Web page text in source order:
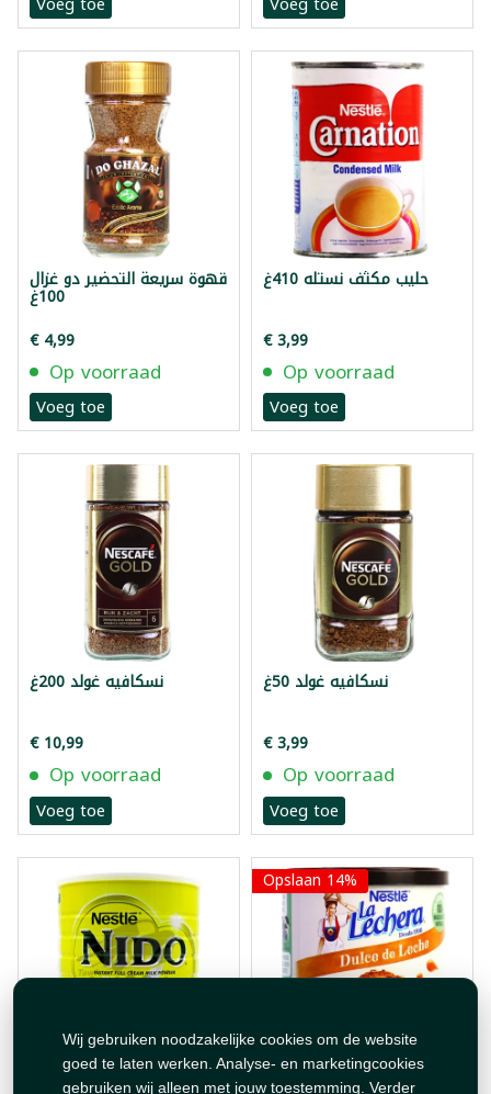
Wij gebruiken noodzakelijke cookies om de website
goed te laten werken. Analyse- en marketingcookies
gebruiken wij alleen met jouw toestemming. Verder
قهوة سريعة التحضير دو غزال
100غ
€ 4,99
Op voorraad
Voeg toe
حليب مكثف نستله 410غ
€ 3,99
Op voorraad
Voeg toe
نسكافيه غولد 200غ
€ 10,99
Op voorraad
Voeg toe
نسكافيه غولد 50غ
€ 3,99
Op voorraad
Voeg toe
حليب نيدو 2500غ
Opslaan 14%
مربى الحليب كراميل نستلة